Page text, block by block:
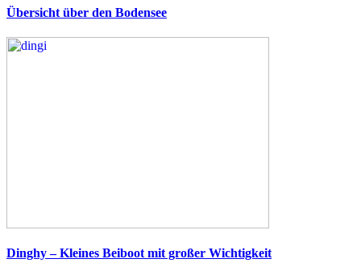
Übersicht über den Bodensee
Dinghy – Kleines Beiboot mit großer Wichtigkeit